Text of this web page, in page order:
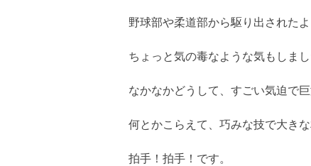
野球部や柔道部から駆り出された
ちょっと気の毒なような気もしまし
なかなかどうして、すごい気迫で
何とかこらえて、巧みな技で大き
拍手！拍手！です。